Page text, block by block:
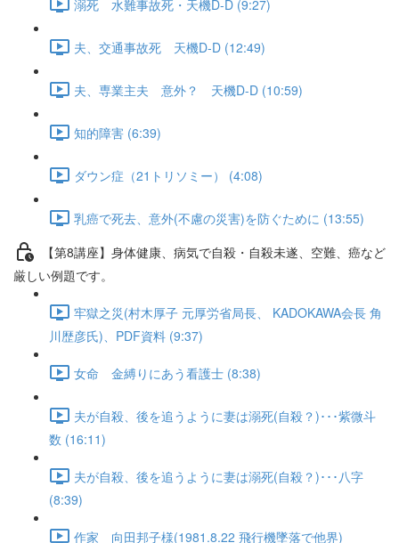
溺死 水難事故死・天機D-D (9:27)
夫、交通事故死 天機D-D (12:49)
夫、専業主夫 意外？ 天機D-D (10:59)
知的障害 (6:39)
ダウン症（21トリソミー） (4:08)
乳癌で死去、意外(不慮の災害)を防ぐために (13:55)
【第8講座】身体健康、病気で自殺・自殺未遂、空難、癌など
厳しい例題です。
牢獄之災(村木厚子 元厚労省局長、 KADOKAWA会長 角
川歴彦氏)、PDF資料 (9:37)
女命 金縛りにあう看護士 (8:38)
夫が自殺、後を追うように妻は溺死(自殺？)･･･紫微斗
数 (16:11)
夫が自殺、後を追うように妻は溺死(自殺？)･･･八字
(8:39)
作家 向田邦子様(1981.8.22 飛行機墜落で他界)